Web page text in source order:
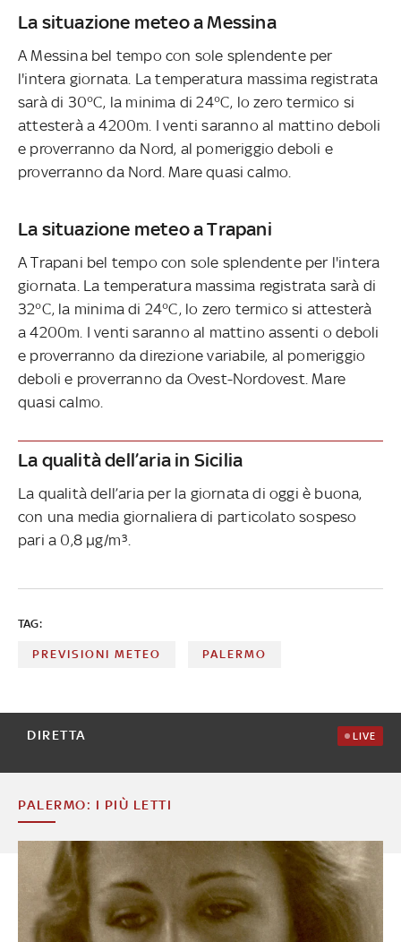
La situazione meteo a Messina
A Messina bel tempo con sole splendente per
l'intera giornata. La temperatura massima registrata
sarà di 30°C, la minima di 24°C, lo zero termico si
attesterà a 4200m. I venti saranno al mattino deboli
e proverranno da Nord, al pomeriggio deboli e
proverranno da Nord. Mare quasi calmo.
La situazione meteo a Trapani
A Trapani bel tempo con sole splendente per l'intera
giornata. La temperatura massima registrata sarà di
32°C, la minima di 24°C, lo zero termico si attesterà
a 4200m. I venti saranno al mattino assenti o deboli
e proverranno da direzione variabile, al pomeriggio
deboli e proverranno da Ovest-Nordovest. Mare
quasi calmo.
La qualità dell’aria in Sicilia
La qualità dell’aria per la giornata di oggi è buona,
con una media giornaliera di particolato sospeso
pari a 0,8 µg/m³.
TAG:
PREVISIONI METEO PALERMO
DIRETTA LIVE
PALERMO: I PIÙ LETTI